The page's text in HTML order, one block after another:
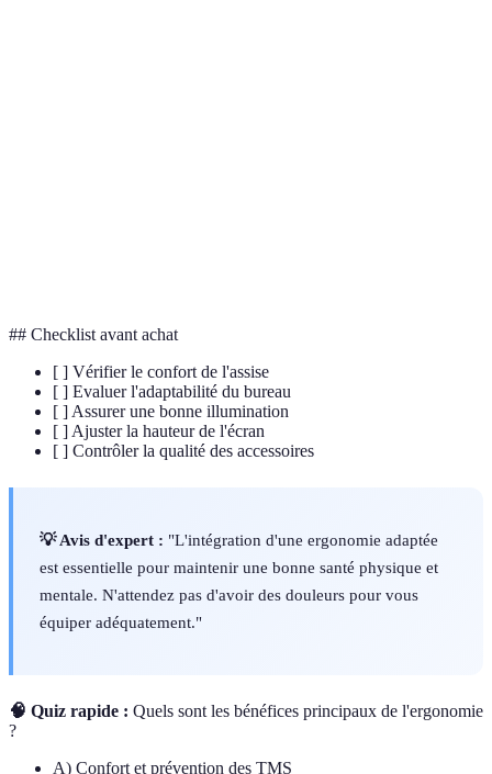
## Checklist avant achat
[ ] Vérifier le confort de l'assise
[ ] Evaluer l'adaptabilité du bureau
[ ] Assurer une bonne illumination
[ ] Ajuster la hauteur de l'écran
[ ] Contrôler la qualité des accessoires
💡 Avis d'expert : "L'intégration d'une ergonomie adaptée
est essentielle pour maintenir une bonne santé physique et
mentale. N'attendez pas d'avoir des douleurs pour vous
équiper adéquatement."
🧠 Quiz rapide : Quels sont les bénéfices principaux de l'ergonomie
?
A) Confort et prévention des TMS